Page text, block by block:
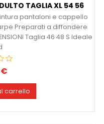
TAGLIA XL 54 56
cintura pantaloni e cappello
Preparati a diffondere
Taglia 46 48 S Ideale
carrello